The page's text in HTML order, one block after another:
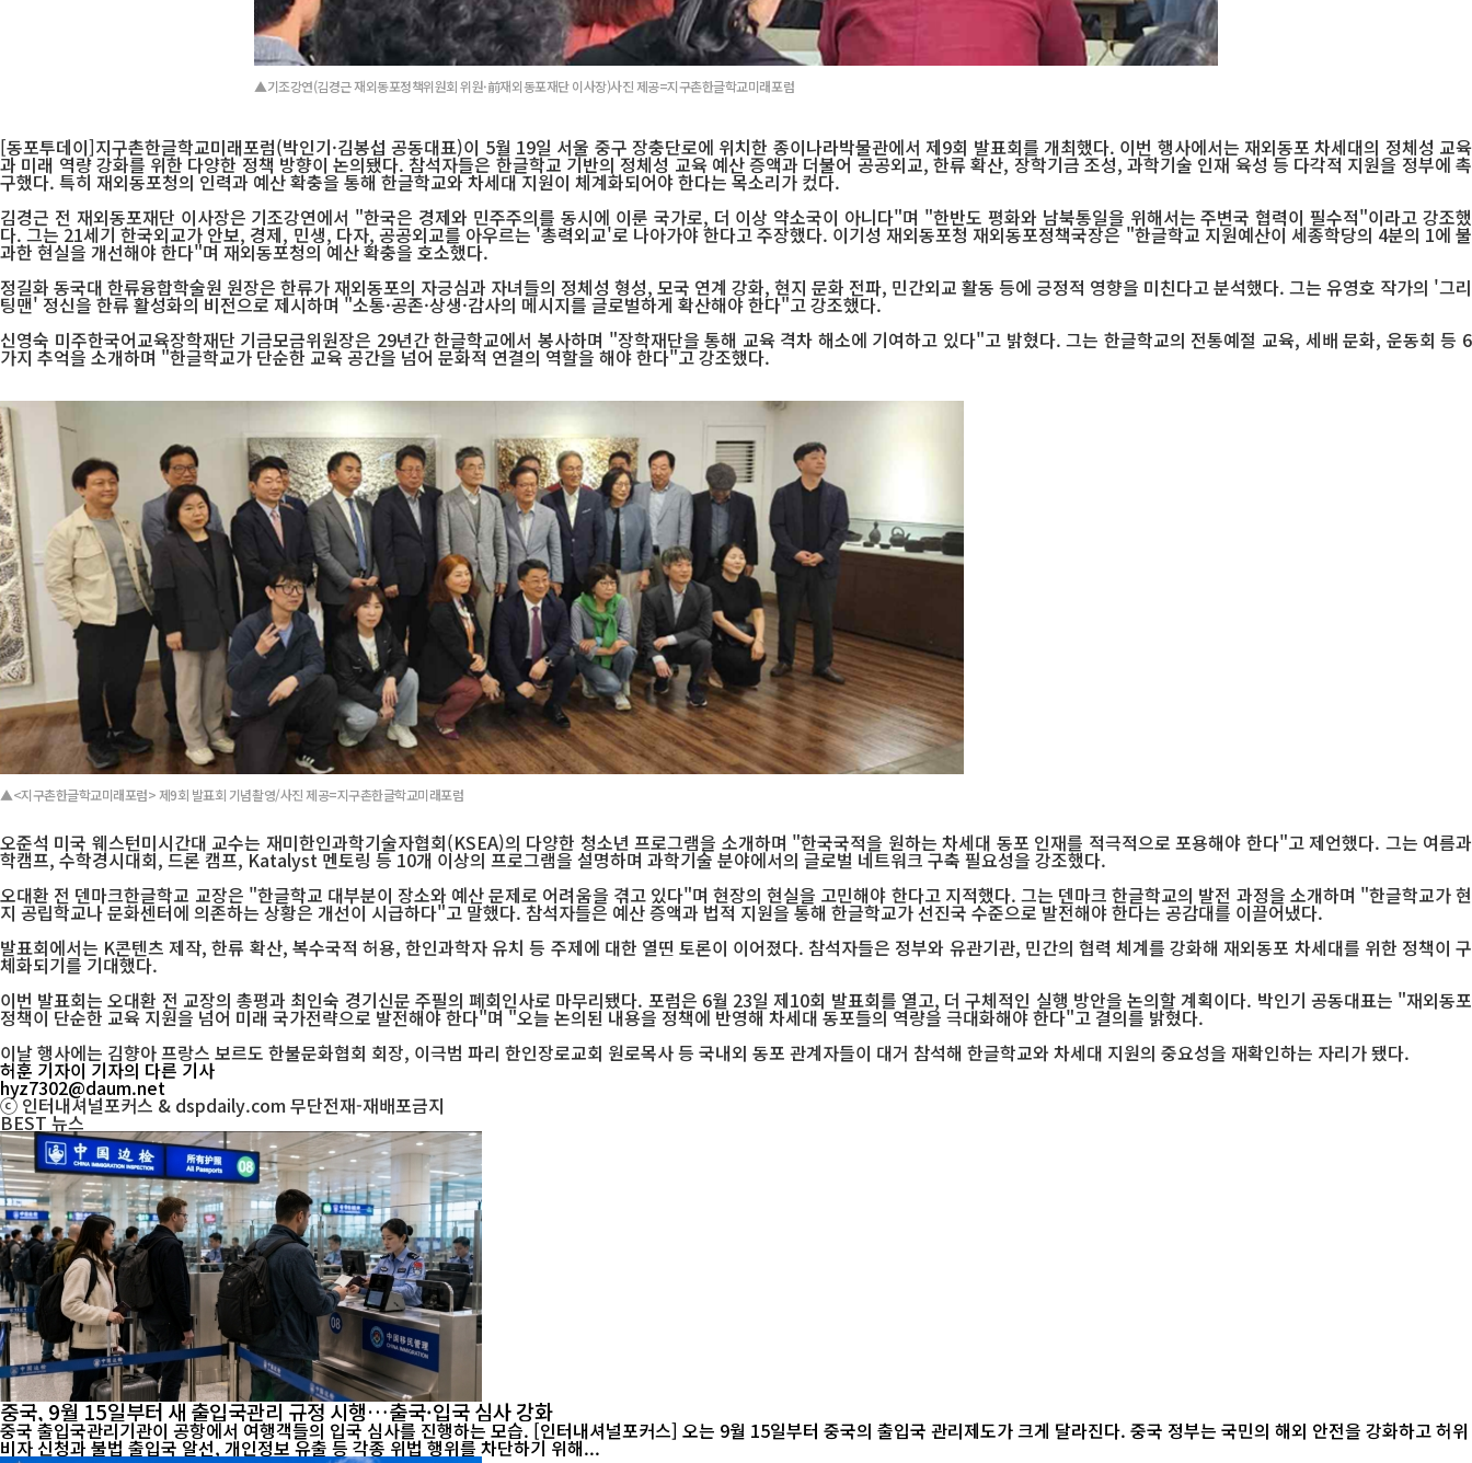
▲기조강연(김경근 재외동포정책위원회 위원·前재외동포재단 이사장)사진 제공=지구촌한글학교미래포럼
[동포투데이]지구촌한글학교미래포럼(박인기·김봉섭 공동대표)이 5월 19일 서울 중구 장충단로에 위치한 종이나라박물관에서 제9회 발표회를 개최했다. 이번 행사에서는 재외동포 차세대의 정체성 교육
과 미래 역량 강화를 위한 다양한 정책 방향이 논의됐다. 참석자들은 한글학교 기반의 정체성 교육 예산 증액과 더불어 공공외교, 한류 확산, 장학기금 조성, 과학기술 인재 육성 등 다각적 지원을 정부에 촉
구했다. 특히 재외동포청의 인력과 예산 확충을 통해 한글학교와 차세대 지원이 체계화되어야 한다는 목소리가 컸다.
김경근 전 재외동포재단 이사장은 기조강연에서 "한국은 경제와 민주주의를 동시에 이룬 국가로, 더 이상 약소국이 아니다"며 "한반도 평화와 남북통일을 위해서는 주변국 협력이 필수적"이라고 강조했
다. 그는 21세기 한국외교가 안보, 경제, 민생, 다자, 공공외교를 아우르는 '총력외교'로 나아가야 한다고 주장했다. 이기성 재외동포청 재외동포정책국장은 "한글학교 지원예산이 세종학당의 4분의 1에 불
과한 현실을 개선해야 한다"며 재외동포청의 예산 확충을 호소했다.
정길화 동국대 한류융합학술원 원장은 한류가 재외동포의 자긍심과 자녀들의 정체성 형성, 모국 연계 강화, 현지 문화 전파, 민간외교 활동 등에 긍정적 영향을 미친다고 분석했다. 그는 유영호 작가의 '그리
팅맨' 정신을 한류 활성화의 비전으로 제시하며 "소통·공존·상생·감사의 메시지를 글로벌하게 확산해야 한다"고 강조했다.
신영숙 미주한국어교육장학재단 기금모금위원장은 29년간 한글학교에서 봉사하며 "장학재단을 통해 교육 격차 해소에 기여하고 있다"고 밝혔다. 그는 한글학교의 전통예절 교육, 세배 문화, 운동회 등 6
가지 추억을 소개하며 "한글학교가 단순한 교육 공간을 넘어 문화적 연결의 역할을 해야 한다"고 강조했다.
▲<지구촌한글학교미래포럼> 제9회 발표회 기념촬영/사진 제공=지구촌한글학교미래포럼
오준석 미국 웨스턴미시간대 교수는 재미한인과학기술자협회(KSEA)의 다양한 청소년 프로그램을 소개하며 "한국국적을 원하는 차세대 동포 인재를 적극적으로 포용해야 한다"고 제언했다. 그는 여름과
학캠프, 수학경시대회, 드론 캠프, Katalyst 멘토링 등 10개 이상의 프로그램을 설명하며 과학기술 분야에서의 글로벌 네트워크 구축 필요성을 강조했다.
오대환 전 덴마크한글학교 교장은 "한글학교 대부분이 장소와 예산 문제로 어려움을 겪고 있다"며 현장의 현실을 고민해야 한다고 지적했다. 그는 덴마크 한글학교의 발전 과정을 소개하며 "한글학교가 현
지 공립학교나 문화센터에 의존하는 상황은 개선이 시급하다"고 말했다. 참석자들은 예산 증액과 법적 지원을 통해 한글학교가 선진국 수준으로 발전해야 한다는 공감대를 이끌어냈다.
발표회에서는 K콘텐츠 제작, 한류 확산, 복수국적 허용, 한인과학자 유치 등 주제에 대한 열띤 토론이 이어졌다. 참석자들은 정부와 유관기관, 민간의 협력 체계를 강화해 재외동포 차세대를 위한 정책이 구
체화되기를 기대했다.
이번 발표회는 오대환 전 교장의 총평과 최인숙 경기신문 주필의 폐회인사로 마무리됐다. 포럼은 6월 23일 제10회 발표회를 열고, 더 구체적인 실행 방안을 논의할 계획이다. 박인기 공동대표는 "재외동포
정책이 단순한 교육 지원을 넘어 미래 국가전략으로 발전해야 한다"며 "오늘 논의된 내용을 정책에 반영해 차세대 동포들의 역량을 극대화해야 한다"고 결의를 밝혔다.
이날 행사에는 김향아 프랑스 보르도 한불문화협회 회장, 이극범 파리 한인장로교회 원로목사 등 국내외 동포 관계자들이 대거 참석해 한글학교와 차세대 지원의 중요성을 재확인하는 자리가 됐다.
허훈 기자이 기자의 다른 기사
hyz7302@daum.net
ⓒ 인터내셔널포커스 & dspdaily.com 무단전재-재배포금지
BEST뉴스
중국, 9월 15일부터 새 출입국관리 규정 시행…출국·입국 심사 강화
중국 출입국관리기관이 공항에서 여행객들의 입국 심사를 진행하는 모습. [인터내셔널포커스] 오는 9월 15일부터 중국의 출입국 관리제도가 크게 달라진다. 중국 정부는 국민의 해외 안전을 강화하고 허위
비자 신청과 불법 출입국 알선, 개인정보 유출 등 각종 위법 행위를 차단하기 위해...